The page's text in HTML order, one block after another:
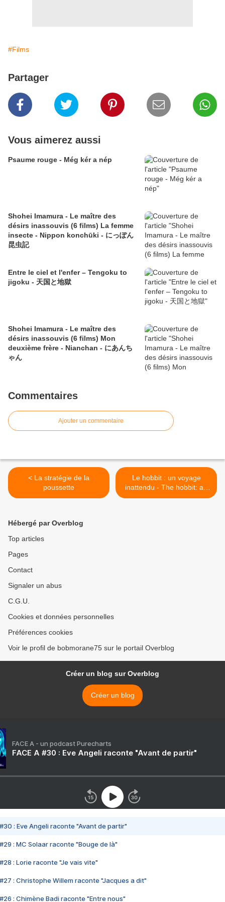
#Films
Partager
Vous aimerez aussi
Psaume rouge - Még kér a nép
Shohei Imamura - Le maître des
désirs inassouvis (6 films) La femme
insecte - Nippon konchūki - にっぽん
昆虫記
Entre le ciel et l'enfer – Tengoku to
jigoku - 天国と地獄
Shohei Imamura - Le maître des
désirs inassouvis (6 films) Mon
deuxième frère - Nianchan - にあんち
ゃん
Commentaires
Ajouter un commentaire
< La stratégie de la
poussette
Le hobbit : un voyage
inattendu - The hobbit: an
unexpected journey >
Hébergé par Overblog
Top articles
Pages
Contact
Signaler un abus
C.G.U.
Cookies et données personnelles
Préférences cookies
Voir le profil de bobmorane75 sur le portail Overblog
Créer un blog sur Overblog
Créer un blog
FACE A - un podcast Purecharts
FACE A #30 : Eve Angeli raconte "Avant de partir"
#30 : Eve Angeli raconte "Avant de partir"
#29 : MC Solaar raconte "Bouge de là"
#28 : Lorie raconte "Je vais vite"
#27 : Christophe Willem raconte "Jacques a dit"
#26 : Chimène Badi raconte "Entre nous"